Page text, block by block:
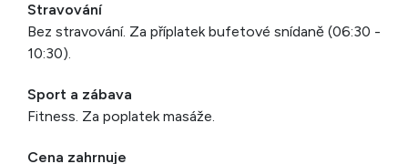
Stravování
Bez stravování. Za příplatek bufetové snídaně (06:30 -
10:30).
Sport a zábava
Fitness. Za poplatek masáže.
Cena zahrnuje